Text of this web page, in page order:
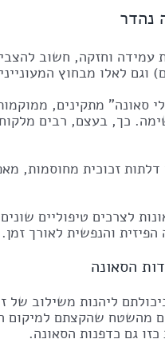
נהדר
וחזקה, חשוב
לאלו מבחוץ
סאונה" מתקינים,
כך, בעצם, רבים
זכוכית מחוסמות,
לצרכים טיפוליים
והנפשית לאורך זמן.
הסאונה
ליהנות משילוב
מהשטח שהקצתם למיקום
גם כדפנות הסאונה.